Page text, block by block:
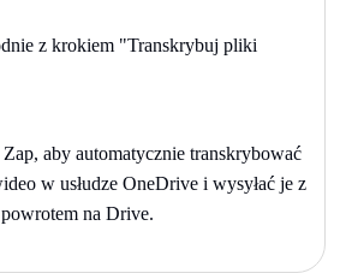
z krokiem "Transkrybuj pliki
aby automatycznie transkrybować
w usłudze OneDrive i wysyłać je z
powrotem na Drive.